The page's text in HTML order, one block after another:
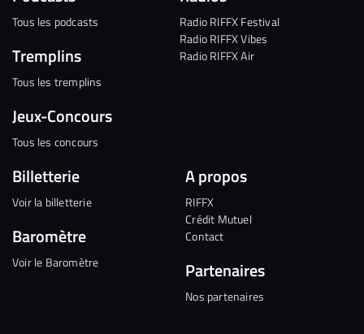
Tous les podcasts
Tremplins
Tous les tremplins
Jeux-Concours
Tous les concours
Radio RIFFX Festival
Radio RIFFX Vibes
Radio RIFFX Air
Billetterie
Voir la billetterie
Baromètre
Voir le Baromètre
A propos
RIFFX
Crédit Mutuel
Contact
Partenaires
Nos partenaires